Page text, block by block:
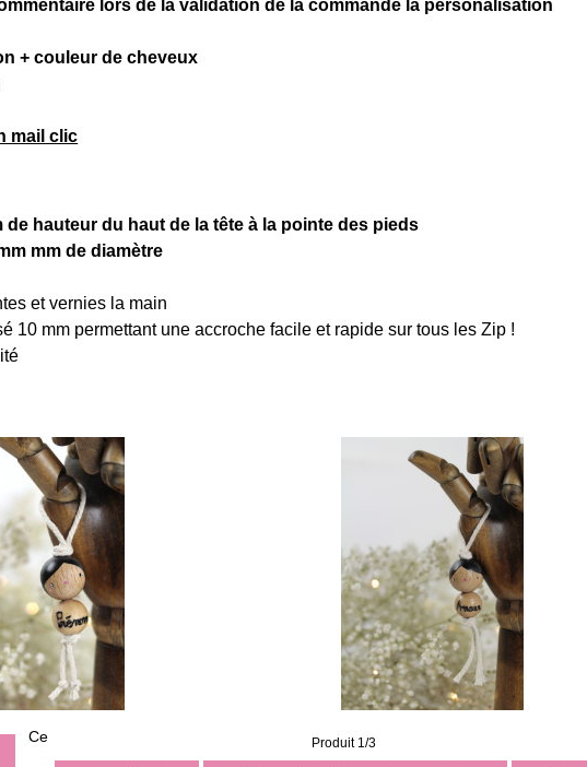
lors de la validation de la commande la personalisation
+ couleur de cheveux
mail clic
de hauteur du haut de la tête à la pointe des pieds
mm de diamètre
et vernies la main
10 mm permettant une accroche facile et rapide sur tous les Zip !
Produit 1/3
Ce